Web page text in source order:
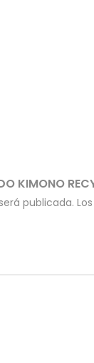
KIMONO
publicada.